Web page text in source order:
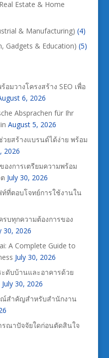
Estate & Home
& Manufacturing) (4)
Gadgets & Education) (5)
มวางโครงสร้าง SEO เพื่อ
6, 2026
Absprachen für Ihr
August 5, 2026
ยสร้างแบรนด์ได้ง่าย พร้อม
2026
องการเตรียมความพร้อม
July 30, 2026
ที่ตอบโจทย์การใช้งานใน
บทุกความต้องการของ
30, 2026
A Complete Guide to
July 30, 2026
ะดับบ้านและอาคารด้วย
July 30, 2026
ณ์สำคัญสำหรับสำนักงาน
ณาปัจจัยใดก่อนตัดสินใจ